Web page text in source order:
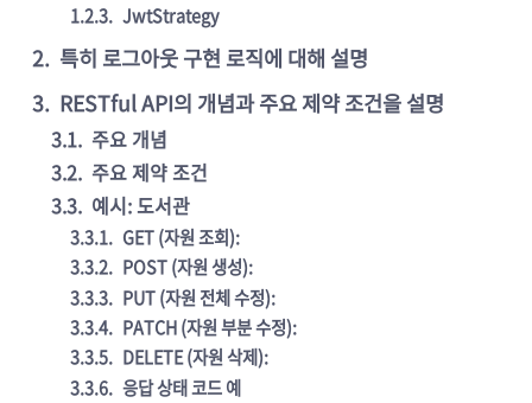
1.2.3. JwtStrategy
2. 특히 로그아웃 구현 로직에 대해 설명
3. RESTful API의 개념과 주요 제약 조건을 설명
3.1. 주요 개념
3.2. 주요 제약 조건
3.3. 예시: 도서관
3.3.1. GET (자원 조회):
3.3.2. POST (자원 생성):
3.3.3. PUT (자원 전체 수정):
3.3.4. PATCH (자원 부분 수정):
3.3.5. DELETE (자원 삭제):
3.3.6. 응답 상태 코드 예